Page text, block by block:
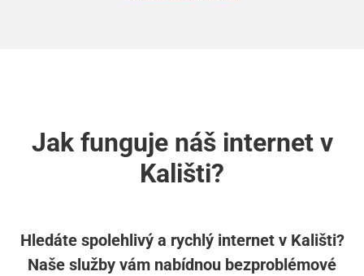
Jak funguje náš internet v
Kališti?
Hledáte spolehlivý a rychlý internet v Kališti?
Naše služby vám nabídnou bezproblémové